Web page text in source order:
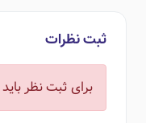
ثبت نظرات
برای ثبت نظر